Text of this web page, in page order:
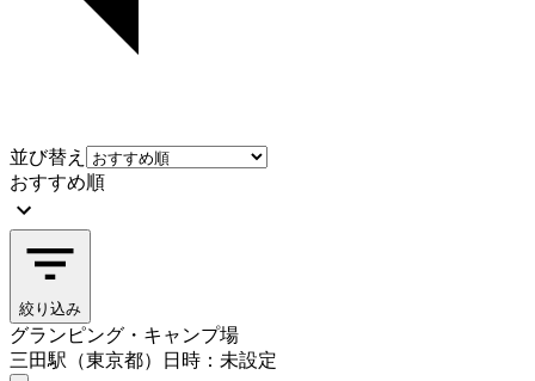
並び替え
おすすめ順
絞り込み
グランピング・キャンプ場
三田駅（東京都）
日時：未設定